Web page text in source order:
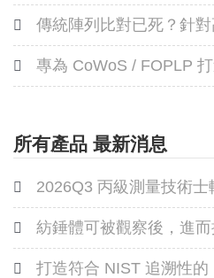
傳統陣列比對已死？針
專為 CoWoS / FOPLP
所有產品 最新消息
2026Q3 丙級測量技術
紡錘體可被觀察後，進
打造符合 NIST 追溯性